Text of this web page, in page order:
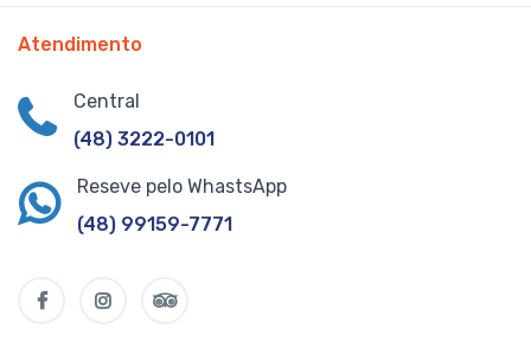
Atendimento
Central
(48) 3222-0101
Reseve pelo WhastsApp
(48) 99159-7771